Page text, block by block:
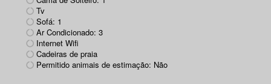
Tv
Sofá: 1
Ar Condicionado: 3
Internet Wifi
Cadeiras de praia
Permitido animais de estimação: Não